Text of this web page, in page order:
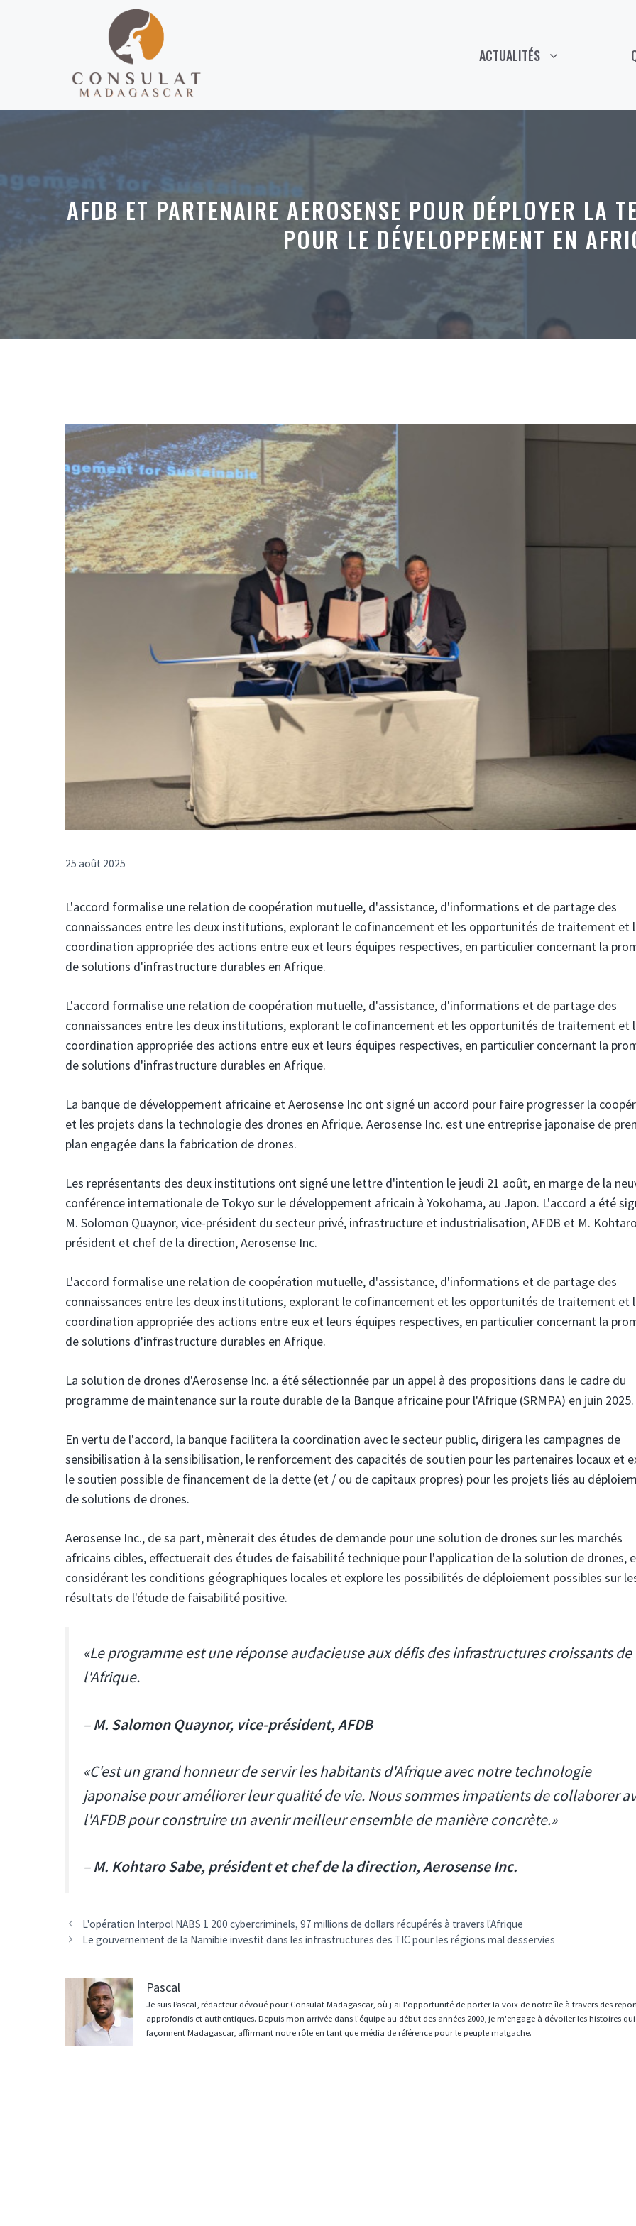
ACTUALITÉS
AFDB ET PARTENAIRE AEROSENSE POUR DÉPLOYER LA
POUR LE DÉVELOPPEMENT EN
25 août 2025
L'accord formalise une relation de coopération mutuelle, d'assistance, d'informations et de partage des
connaissances entre les deux institutions, explorant le cofinancement et les opportunités de traitement et
coordination appropriée des actions entre eux et leurs équipes respectives, en particulier concernant la
de solutions d'infrastructure durables en Afrique.
L'accord formalise une relation de coopération mutuelle, d'assistance, d'informations et de partage des
connaissances entre les deux institutions, explorant le cofinancement et les opportunités de traitement et
coordination appropriée des actions entre eux et leurs équipes respectives, en particulier concernant la
de solutions d'infrastructure durables en Afrique.
La banque de développement africaine et Aerosense Inc ont signé un accord pour faire progresser la
et les projets dans la technologie des drones en Afrique. Aerosense Inc. est une entreprise japonaise de
plan engagée dans la fabrication de drones.
Les représentants des deux institutions ont signé une lettre d'intention le jeudi 21 août, en marge de la
conférence internationale de Tokyo sur le développement africain à Yokohama, au Japon. L'accord a été
M. Solomon Quaynor, vice-président du secteur privé, infrastructure et industrialisation, AFDB et M.
président et chef de la direction, Aerosense Inc.
L'accord formalise une relation de coopération mutuelle, d'assistance, d'informations et de partage des
connaissances entre les deux institutions, explorant le cofinancement et les opportunités de traitement et
coordination appropriée des actions entre eux et leurs équipes respectives, en particulier concernant la
de solutions d'infrastructure durables en Afrique.
La solution de drones d'Aerosense Inc. a été sélectionnée par un appel à des propositions dans le cadre du
programme de maintenance sur la route durable de la Banque africaine pour l'Afrique (SRMPA) en juin 2025.
En vertu de l'accord, la banque facilitera la coordination avec le secteur public, dirigera les campagnes de
sensibilisation à la sensibilisation, le renforcement des capacités de soutien pour les partenaires locaux et
le soutien possible de financement de la dette (et / ou de capitaux propres) pour les projets liés au
de solutions de drones.
Aerosense Inc., de sa part, mènerait des études de demande pour une solution de drones sur les marchés
africains cibles, effectuerait des études de faisabilité technique pour l'application de la solution de drones,
considérant les conditions géographiques locales et explore les possibilités de déploiement possibles sur
résultats de l'étude de faisabilité positive.
«Le programme est une réponse audacieuse aux défis des infrastructures croissants de
l'Afrique.
–M. Salomon Quaynor, vice-président, AFDB
«C'est un grand honneur de servir les habitants d'Afrique avec notre technologie
japonaise pour améliorer leur qualité de vie. Nous sommes impatients de collaborer
l'AFDB pour construire un avenir meilleur ensemble de manière concrète.»
–M. Kohtaro Sabe, président et chef de la direction, Aerosense Inc.
Navigation
des
L'opération Interpol NABS 1 200 cybercriminels, 97 millions de dollars récupérés à travers l'Afrique
Le gouvernement de la Namibie investit dans les infrastructures des TIC pour les régions mal desservies
Pascal
Je suis Pascal, rédacteur dévoué pour Consulat Madagascar, où j'ai l'opportunité de porter la voix de notre île à travers des
approfondis et authentiques. Depuis mon arrivée dans l'équipe au début des années 2000, je m'engage à dévoiler les histoires qui
façonnent Madagascar, affirmant notre rôle en tant que média de référence pour le peuple malgache.